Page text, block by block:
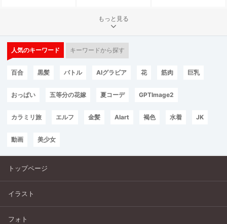
もっと見る
人気のキーワード キーワードから探す
百合 黒髪 バトル AIグラビア 花 筋肉 巨乳
おっぱい 五等分の花嫁 夏コーデ GPTImage2
カラミリ旅 エルフ 金髪 AIart 褐色 水着 JK
動画 美少女
トップページ
イラスト
フォト